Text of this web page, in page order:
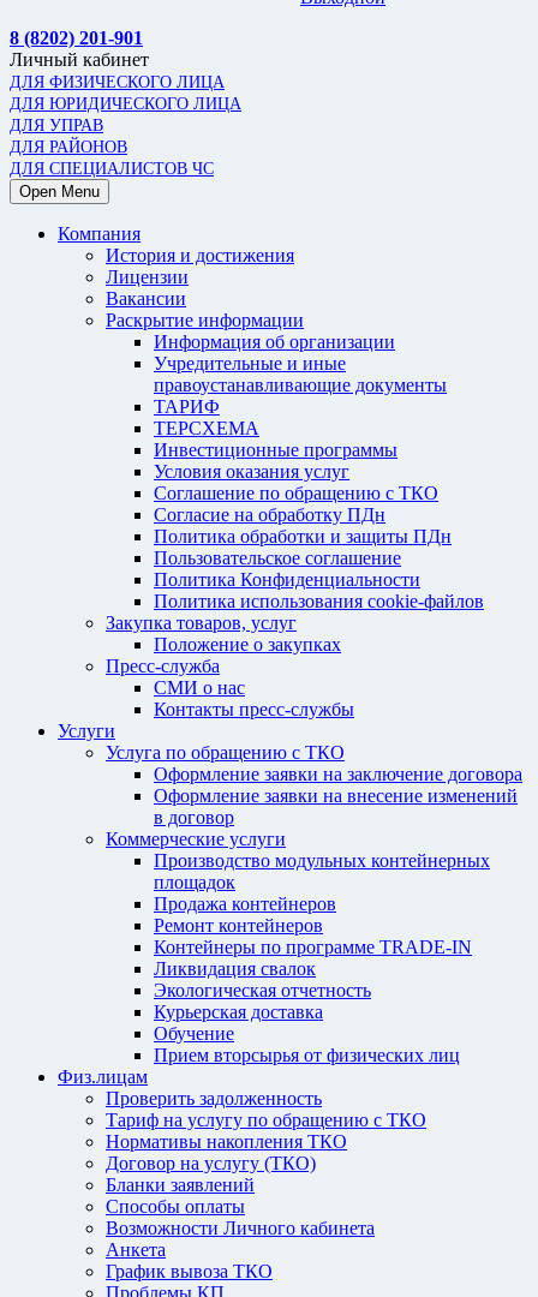
8 (8202) 201-901
Личный кабинет
ДЛЯ ФИЗИЧЕСКОГО ЛИЦА
ДЛЯ ЮРИДИЧЕСКОГО ЛИЦА
ДЛЯ УПРАВ
ДЛЯ РАЙОНОВ
ДЛЯ СПЕЦИАЛИСТОВ ЧС
Open Menu
Компания
История и достижения
Лицензии
Вакансии
Раскрытие информации
Информация об организации
Учредительные и иные
правоустанавливающие документы
ТАРИФ
ТЕРСХЕМА
Инвестиционные программы
Условия оказания услуг
Соглашение по обращению с ТКО
Согласие на обработку ПДн
Политика обработки и защиты ПДн
Пользовательское соглашение
Политика Конфиденциальности
Политика использования cookie-файлов
Закупка товаров, услуг
Положение о закупках
Пресс-служба
СМИ о нас
Контакты пресс-службы
Услуги
Услуга по обращению с ТКО
Оформление заявки на заключение договора
Оформление заявки на внесение изменений
в договор
Коммерческие услуги
Производство модульных контейнерных
площадок
Продажа контейнеров
Ремонт контейнеров
Контейнеры по программе TRADE-IN
Ликвидация свалок
Экологическая отчетность
Курьерская доставка
Обучение
Прием вторсырья от физических лиц
Физ.лицам
Проверить задолженность
Тариф на услугу по обращению с ТКО
Нормативы накопления ТКО
Договор на услугу (ТКО)
Бланки заявлений
Способы оплаты
Возможности Личного кабинета
Анкета
График вывоза ТКО
Проблемы КП